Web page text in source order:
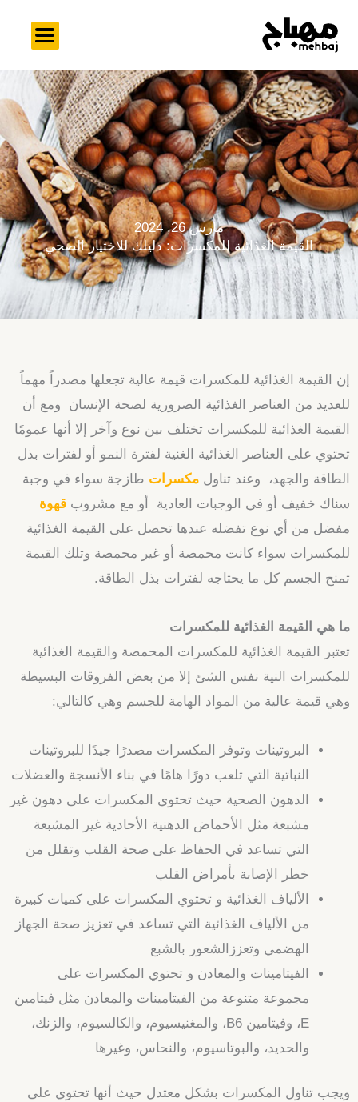
مارس 26, 2024
القيمة الغذائية للمكسرات: دليلك للاختيار الصحي
إن القيمة الغذائية للمكسرات قيمة عالية تجعلها مصدراً مهماً
للعديد من العناصر الغذائية الضرورية لصحة الإنسان ومع أن
القيمة الغذائية للمكسرات تختلف بين نوع وآخر إلا أنها عمومًا
تحتوي على العناصر الغذائية الغنية لفترة النمو أو لفترات بذل
الطاقة والجهد، وعند تناول مكسرات طازجة سواء في وجبة
سناك خفيف أو في الوجبات العادية أو مع مشروب قهوة
مفضل من أي نوع تفضله عندها تحصل على القيمة الغذائية
للمكسرات سواء كانت محمصة أو غير محمصة وتلك القيمة
تمنح الجسم كل ما يحتاجه لفترات بذل الطاقة.
ما هي القيمة الغذائية للمكسرات
تعتبر القيمة الغذائية للمكسرات المحمصة والقيمة الغذائية
للمكسرات النية نفس الشئ إلا من بعض الفروقات البسيطة
وهي قيمة عالية من المواد الهامة للجسم وهي كالتالي:
البروتينات وتوفر المكسرات مصدرًا جيدًا للبروتينات
النباتية التي تلعب دورًا هامًا في بناء الأنسجة والعضلات
الدهون الصحية حيث تحتوي المكسرات على دهون غير
مشبعة مثل الأحماض الدهنية الأحادية غير المشبعة
التي تساعد في الحفاظ على صحة القلب وتقلل من
خطر الإصابة بأمراض القلب
الألياف الغذائية و تحتوي المكسرات على كميات كبيرة
من الألياف الغذائية التي تساعد في تعزيز صحة الجهاز
الهضمي وتعززالشعور بالشبع
الفيتامينات والمعادن و تحتوي المكسرات على
مجموعة متنوعة من الفيتامينات والمعادن مثل فيتامين
E، وفيتامين B6، والمغنيسيوم، والكالسيوم، والزنك،
والحديد، والبوتاسيوم، والنحاس، وغيرها
ويجب تناول المكسرات بشكل معتدل حيث أنها تحتوي على